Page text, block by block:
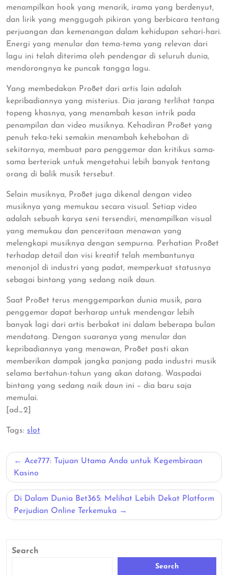
menampilkan hook yang menarik, irama yang berdenyut,
dan lirik yang menggugah pikiran yang berbicara tentang
perjuangan dan kemenangan dalam kehidupan sehari-hari.
Energi yang menular dan tema-tema yang relevan dari
lagu ini telah diterima oleh pendengar di seluruh dunia,
mendorongnya ke puncak tangga lagu.
Yang membedakan Pro8et dari artis lain adalah
kepribadiannya yang misterius. Dia jarang terlihat tanpa
topeng khasnya, yang menambah kesan intrik pada
penampilan dan video musiknya. Kehadiran Pro8et yang
penuh teka-teki semakin menambah kehebohan di
sekitarnya, membuat para penggemar dan kritikus sama-
sama berteriak untuk mengetahui lebih banyak tentang
orang di balik musik tersebut.
Selain musiknya, Pro8et juga dikenal dengan video
musiknya yang memukau secara visual. Setiap video
adalah sebuah karya seni tersendiri, menampilkan visual
yang memukau dan penceritaan menawan yang
melengkapi musiknya dengan sempurna. Perhatian Pro8et
terhadap detail dan visi kreatif telah membantunya
menonjol di industri yang padat, memperkuat statusnya
sebagai bintang yang sedang naik daun.
Saat Pro8et terus menggemparkan dunia musik, para
penggemar dapat berharap untuk mendengar lebih
banyak lagi dari artis berbakat ini dalam beberapa bulan
mendatang. Dengan suaranya yang menular dan
kepribadiannya yang menawan, Pro8et pasti akan
memberikan dampak jangka panjang pada industri musik
selama bertahun-tahun yang akan datang. Waspadai
bintang yang sedang naik daun ini – dia baru saja
memulai.
[ad_2]
Tags: slot
Post
navigation
Ace777: Tujuan Utama Anda untuk Kegembiraan
Kasino
Di Dalam Dunia Bet365: Melihat Lebih Dekat Platform
Perjudian Online Terkemuka
Search
Search